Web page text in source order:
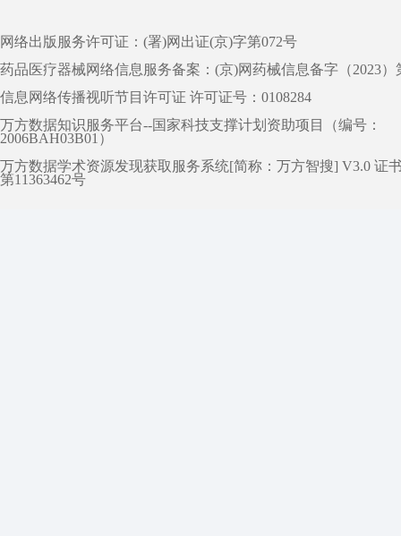
网络出版服务许可证：(署)网出证(京)字第072号
药品医疗器械网络信息服务备案：(京)网药械信息备字（2023）
信息网络传播视听节目许可证 许可证号：0108284
万方数据知识服务平台--国家科技支撑计划资助项目（编号：
2006BAH03B01）
万方数据学术资源发现获取服务系统[简称：万方智搜] V3.0 证
第11363462号